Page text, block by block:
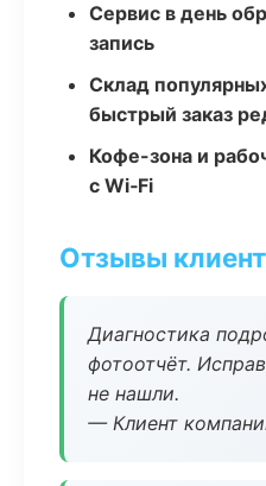
Сервис в день
запись
Склад
быстрый заказ
Кофе-зона и
с Wi‑Fi
Отзывы
Диагностика
фотоотчёт.
не нашли.
— Клиент